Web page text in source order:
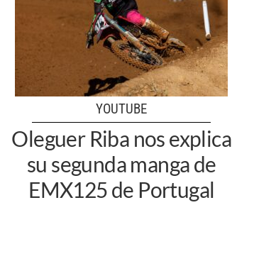
YOUTUBE
Oleguer Riba nos explica
su segunda manga de
EMX125 de Portugal